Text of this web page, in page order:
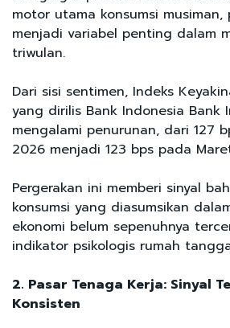
motor utama konsumsi musiman,
menjadi variabel penting dalam
triwulan.
Dari sisi sentimen, Indeks
yang dirilis Bank Indonesia Bank
mengalami penurunan, dari 127
2026 menjadi 123 bps pada
Pergerakan ini memberi sinyal
konsumsi yang diasumsikan
ekonomi belum sepenuhnya
indikator psikologis rumah
2. Pasar Tenaga Kerja: Sinyal
Konsisten